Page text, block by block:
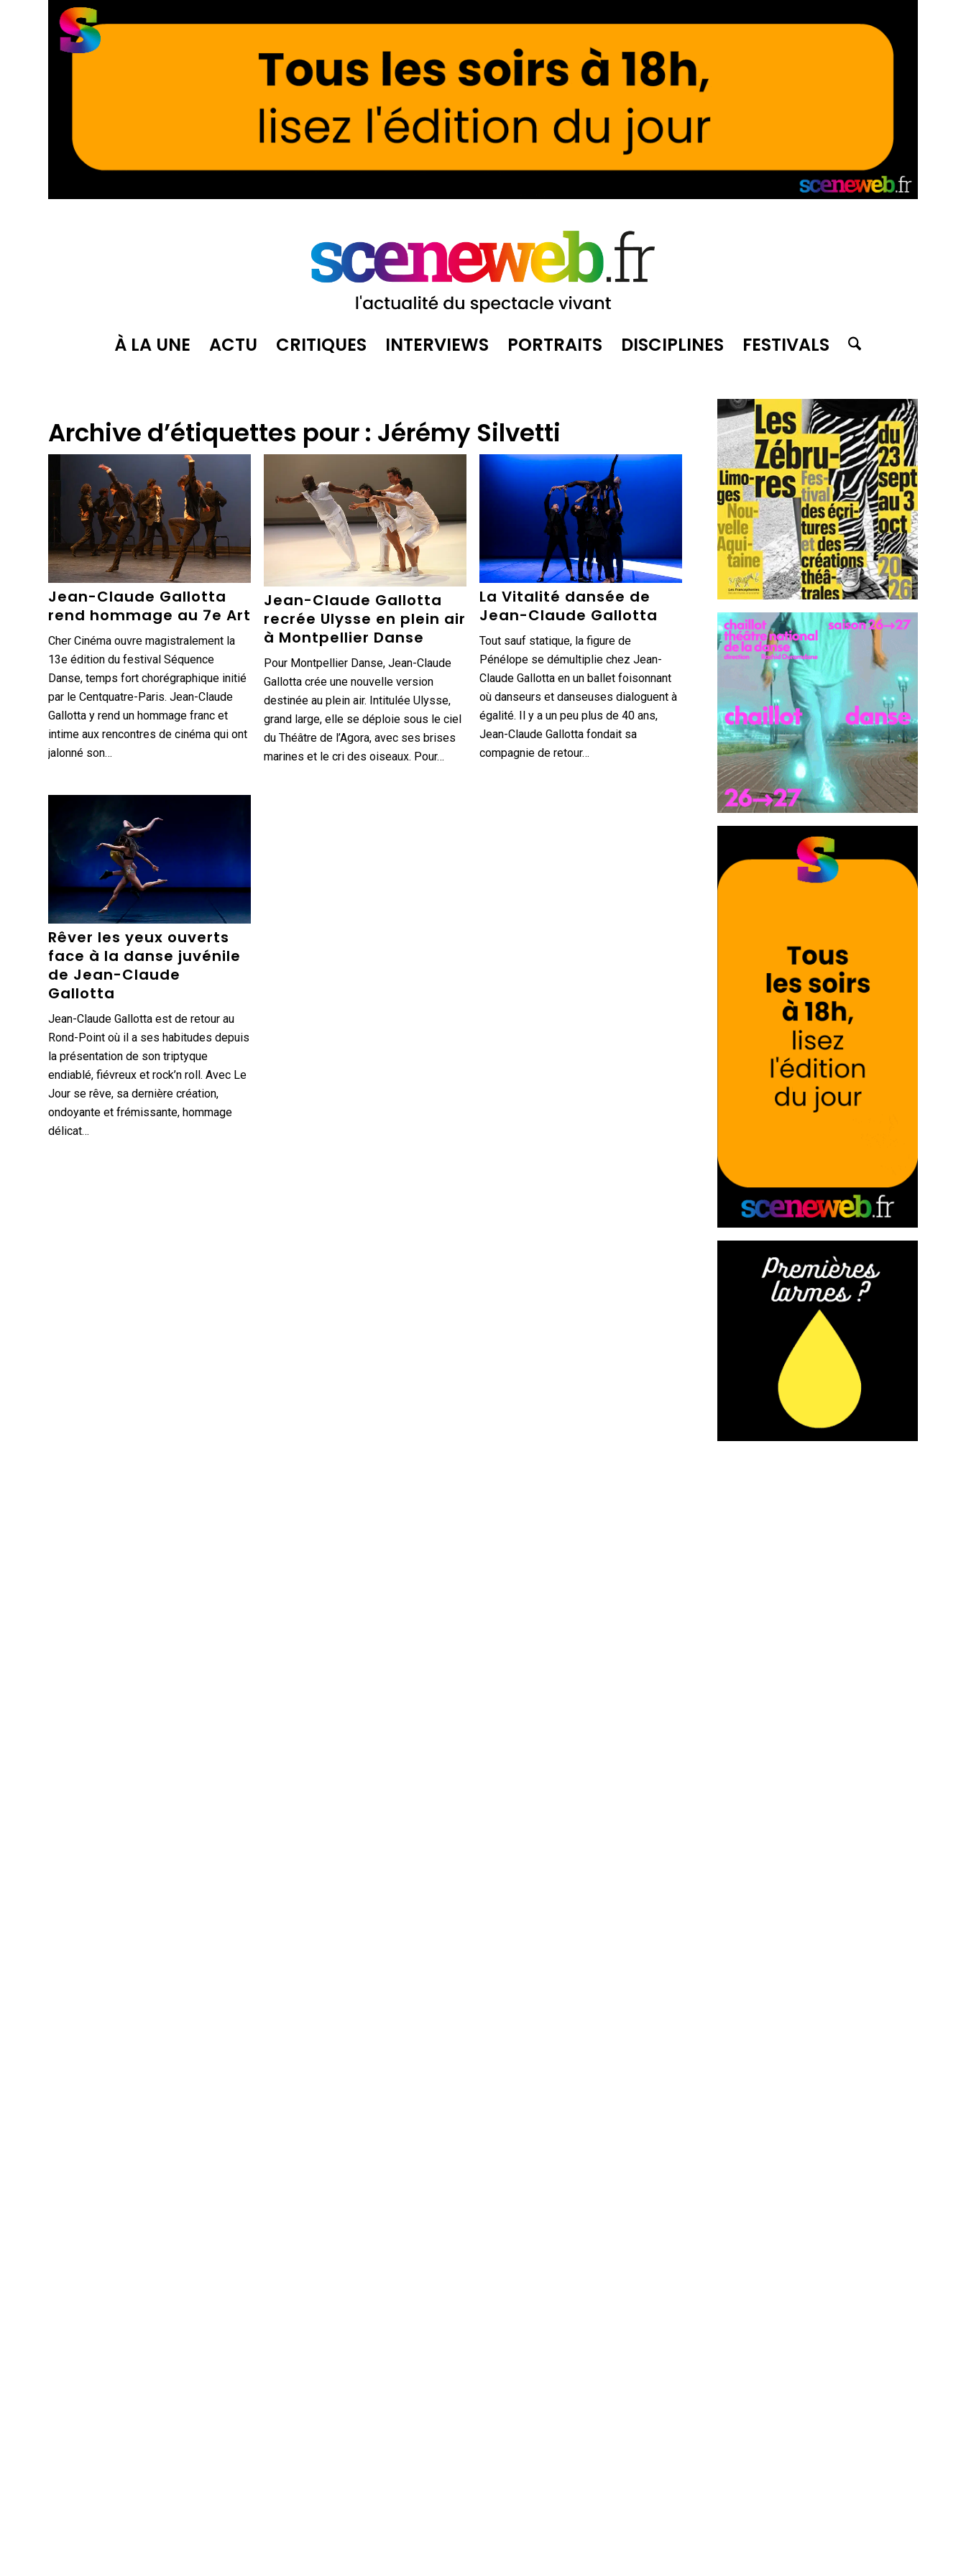
À LA UNE ACTU CRITIQUES INTERVIEWS PORTRAITS DISCIPLINES FESTIVALS
Archive d’étiquettes pour : Jérémy Silvetti
Jean-Claude Gallotta
rend hommage au 7e Art
Cher Cinéma ouvre magistralement la
13e édition du festival Séquence
Danse, temps fort chorégraphique initié
par le Centquatre-Paris. Jean-Claude
Gallotta y rend un hommage franc et
intime aux rencontres de cinéma qui ont
jalonné son…
Jean-Claude Gallotta
recrée Ulysse en plein air
à Montpellier Danse
Pour Montpellier Danse, Jean-Claude
Gallotta crée une nouvelle version
destinée au plein air. Intitulée Ulysse,
grand large, elle se déploie sous le ciel
du Théâtre de l’Agora, avec ses brises
marines et le cri des oiseaux. Pour…
La Vitalité dansée de
Jean-Claude Gallotta
Tout sauf statique, la figure de
Pénélope se démultiplie chez Jean-
Claude Gallotta en un ballet foisonnant
où danseurs et danseuses dialoguent à
égalité. Il y a un peu plus de 40 ans,
Jean-Claude Gallotta fondait sa
compagnie de retour…
Rêver les yeux ouverts
face à la danse juvénile
de Jean-Claude
Gallotta
Jean-Claude Gallotta est de retour au
Rond-Point où il a ses habitudes depuis
la présentation de son triptyque
endiablé, fiévreux et rock’n roll. Avec Le
Jour se rêve, sa dernière création,
ondoyante et frémissante, hommage
délicat…